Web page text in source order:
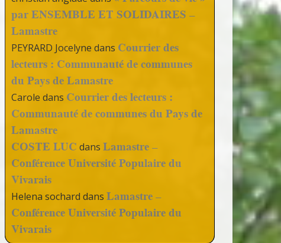
par ENSEMBLE ET SOLIDAIRES –
Lamastre
PEYRARD Jocelyne dans Courrier des
lecteurs : Communauté de communes
du Pays de Lamastre
Carole dans Courrier des lecteurs :
Communauté de communes du Pays de
Lamastre
COSTE LUC dansLamastre –
Conférence Université Populaire du
Vivarais
Helena sochard dansLamastre –
Conférence Université Populaire du
Vivarais